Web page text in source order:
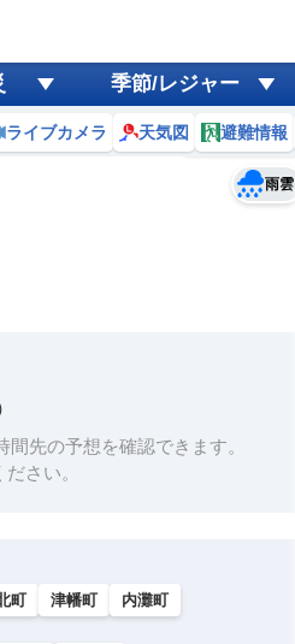
季節/レジャー
ライブカメラ 天気図 避難情報
雨雲
予報士コメント
黄砂
天気 台風
先の予想を確認できます。
さい。
町 津幡町 内灘町